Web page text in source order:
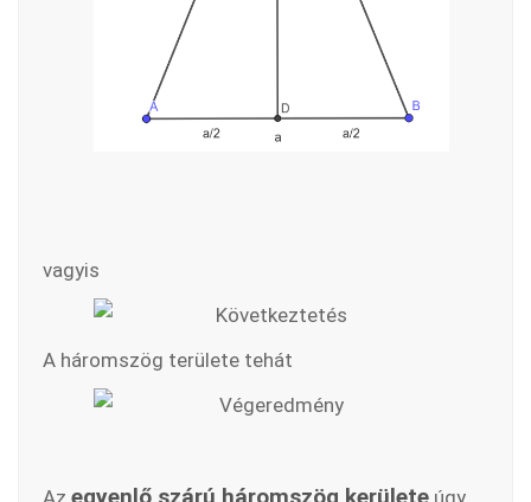
vagyis
A háromszög területe tehát
Az úgy